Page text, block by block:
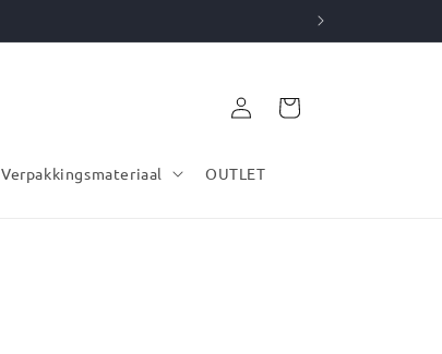
Verpakkingsmateriaal OUTLET
Inloggen
Winkelwagen